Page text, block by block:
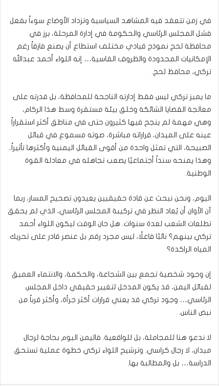
في زمن تتعقد فيه المشاهد السياسية وتزداد الأوضاع سوءاً بفعل
فشل المجلس الرئاسي والحكومة في إدارة المرحلة، برز في
محافظة لحج نموذج قيادي مختلف استطاع أن يصنع فارقاً رغم
الإمكانيات المحدودة والظروف القاسية… إنه اللواء أحمد عبدالله
تركي، محافظ لحج.
ما يميز تركي ليس فقط إدارته الناجحة للمحافظة، بل قدرته على
معالجة القضايا الشائكة وخلق بيئة مستقرة وسط هذا الركام،
وهي مهمة لم ينجح فيها كثيرون حتى في مناطق أكثر استقراراً
عينه على الميدان، قراراته مباشرة، صوته مسموع في قبائل
الصبيحة، التي تمثل واحدة من أقوى القبائل اليمنية وأكثرها تأثيراً..
وهذا يمنحه سنداً أجتماعيًا يصعب تجاهله في معادلة القوة
الوطنية.
اليوم، ونحن نبحث عن قادة حقيقيين يعيدون تصحيح المسار، ربما
آن الأوان أن يُعاد النظر في تركيبة المجلس الرئاسي، الذي لم يحقق
تطلعات الشعب لعدة سنوات. هل حان الوقت ليكون اللواء أحمد
تركي بينهم؟ نائبًا فاعلًا، ليس مجرد رقم بل عنصر قادر على تحريك
المياه الراكدة؟
إن وجود شخصية تجمع بين الشجاعة، والحكمة، والانتماء العميق
لقبائل اليمن، قد يكون المدخل لتغيير حقيقي داخل المجلس
الرئاسي… وجود تركي قد يعني قرارات أكثر جرأة، وأكثر قرباً من
نبض الناس.
لا ندعو هنا للمجاملة، بل للواقعية. فاليمن اليوم بحاجة لرجال
ميدان، لا رجال كراسي. وترشيح اللواء تركي خطوة عملية تستحق
الدراسة… بل والمطالبة بها.